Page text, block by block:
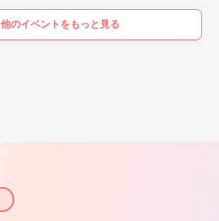
他のイベントをもっと見る